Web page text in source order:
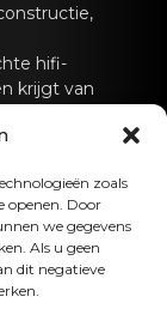
zoals
openen. Door
we gegevens
Als u geen
dit negatieve
hifi-
krijgt van
00 45